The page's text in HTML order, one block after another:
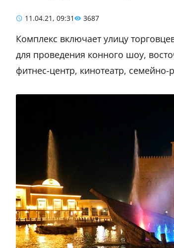
11.04.21, 09:31 3687
Комплекс включает улицу
для проведения конного шоу,
фитнес-центр, кинотеатр, семейно-